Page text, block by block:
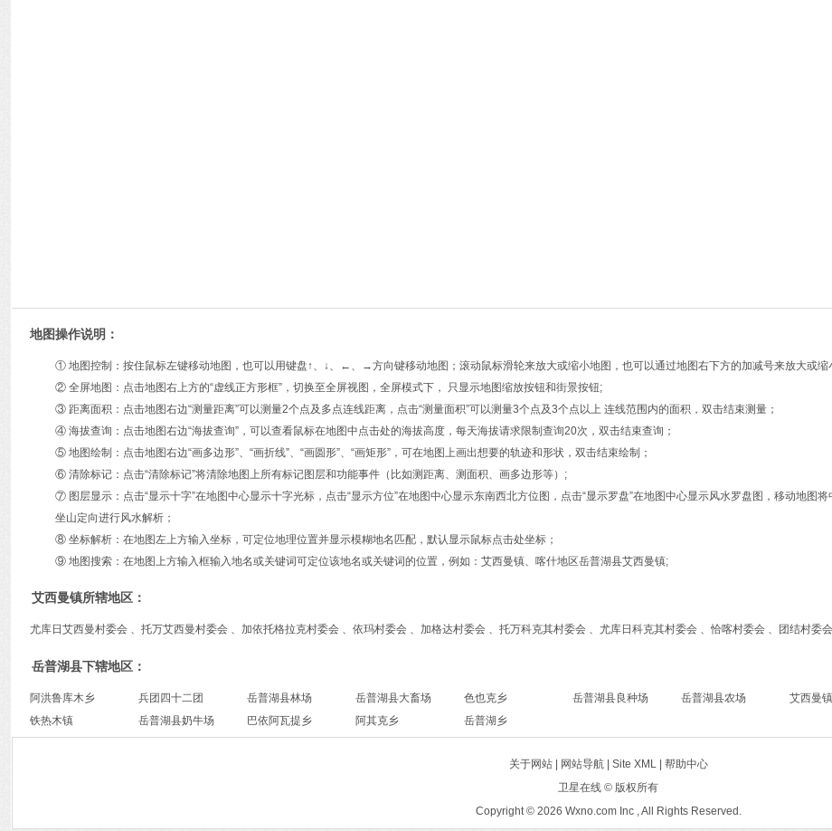
地图操作说明：
① 地图控制：按住鼠标左键移动地图，也可以用键盘↑、↓、←、→方向键移动地图；滚动鼠标滑轮来放大或缩小地图，也可以通过地图右下方的加减号来放大或缩
② 全屏地图：点击地图右上方的“虚线正方形框”，切换至全屏视图，全屏模式下， 只显示地图缩放按钮和街景按钮;
③ 距离面积：点击地图右边“测量距离”可以测量2个点及多点连线距离，点击“测量面积”可以测量3个点及3个点以上 连线范围内的面积，双击结束测量；
④ 海拔查询：点击地图右边“海拔查询”，可以查看鼠标在地图中点击处的海拔高度，每天海拔请求限制查询20次，双击结束查询；
⑤ 地图绘制：点击地图右边“画多边形”、“画折线”、“画圆形”、“画矩形”，可在地图上画出想要的轨迹和形状，双击结束绘制；
⑥ 清除标记：点击“清除标记”将清除地图上所有标记图层和功能事件（比如测距离、测面积、画多边形等）;
⑦ 图层显示：点击“显示十字”在地图中心显示十字光标，点击“显示方位”在地图中心显示东南西北方位图，点击“显示罗盘”在地图中心显示风水罗盘图，移动地图
坐山定向进行风水解析；
⑧ 坐标解析：在地图左上方输入坐标，可定位地理位置并显示模糊地名匹配，默认显示鼠标点击处坐标；
⑨ 地图搜索：在地图上方输入框输入地名或关键词可定位该地名或关键词的位置，例如：艾西曼镇、喀什地区岳普湖县艾西曼镇;
艾西曼镇所辖地区：
尤库日艾西曼村委会 、托万艾西曼村委会 、加依托格拉克村委会 、依玛村委会 、加格达村委会 、托万科克其村委会 、尤库日科克其村委会 、恰喀村委会 、团结村委
岳普湖县下辖地区：
阿洪鲁库木乡 兵团四十二团 岳普湖县林场 岳普湖县大畜场 色也克乡 岳普湖县良种场 岳普湖县农场 艾西曼镇
铁热木镇
岳普湖县奶牛场 巴依阿瓦提乡 阿其克乡 岳普湖乡
关于网站 | 网站导航| Site XML| 帮助中心
卫星在线 © 版权所有
Copyright © 2026 Wxno.com Inc , All Rights Reserved.